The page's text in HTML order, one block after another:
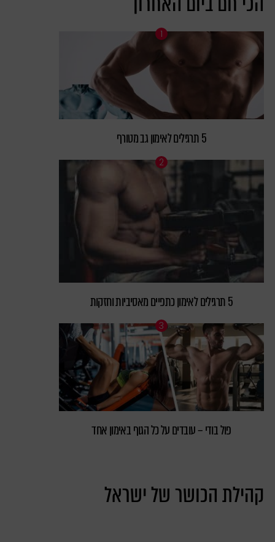
5 תרגילים לאימון גב מטורף
5 תרגילים לאימון כתפיים מאסיביות וחזקות
פול בודי – עובדים על כל הגוף באימון אחד
קהילת הכושר של ישראל